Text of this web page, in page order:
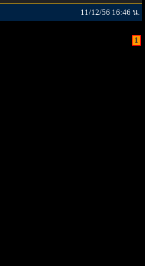
11/12/56 16:46 น.
1